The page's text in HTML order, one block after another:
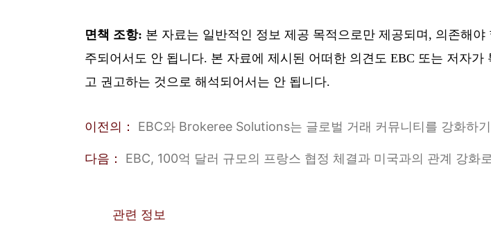
면책 조항: 본 자료는 일반적인 정보 제공 목적으로만 제공되며, 의존해
주되어서도 안 됩니다. 본 자료에 제시된 어떠한 의견도 EBC 또는 저자
고 권고하는 것으로 해석되어서는 안 됩니다.
이전의： EBC와 Brokeree Solutions는 글로벌 거래 커뮤니티를 강화하
다음： EBC, 100억 달러 규모의 프랑스 협정 체결과 미국과의 관계 강화
관련 정보